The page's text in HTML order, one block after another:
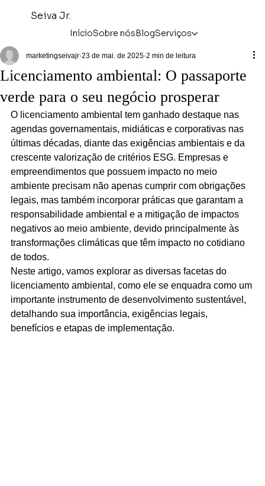
Seiva Jr.
InícioSobre nósBlogServiços
Licenciamento ambiental: O passaporte
verde para o seu negócio prosperar
marketingseivajr 23 de mai. de 2025 2 min de leitura
O licenciamento ambiental tem ganhado destaque nas
agendas governamentais, midiáticas e corporativas nas
últimas décadas, diante das exigências ambientais e da
crescente valorização de critérios ESG. Empresas e
empreendimentos que possuem impacto no meio
ambiente precisam não apenas cumprir com obrigações
legais, mas também incorporar práticas que garantam a
responsabilidade ambiental e a mitigação de impactos
negativos ao meio ambiente, devido principalmente às
transformações climáticas que têm impacto no cotidiano
de todos.
Neste artigo, vamos explorar as diversas facetas do
licenciamento ambiental, como ele se enquadra como um
importante instrumento de desenvolvimento sustentável,
detalhando sua importância, exigências legais,
benefícios e etapas de implementação.